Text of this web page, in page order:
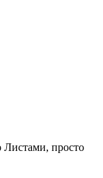
Листами, просто